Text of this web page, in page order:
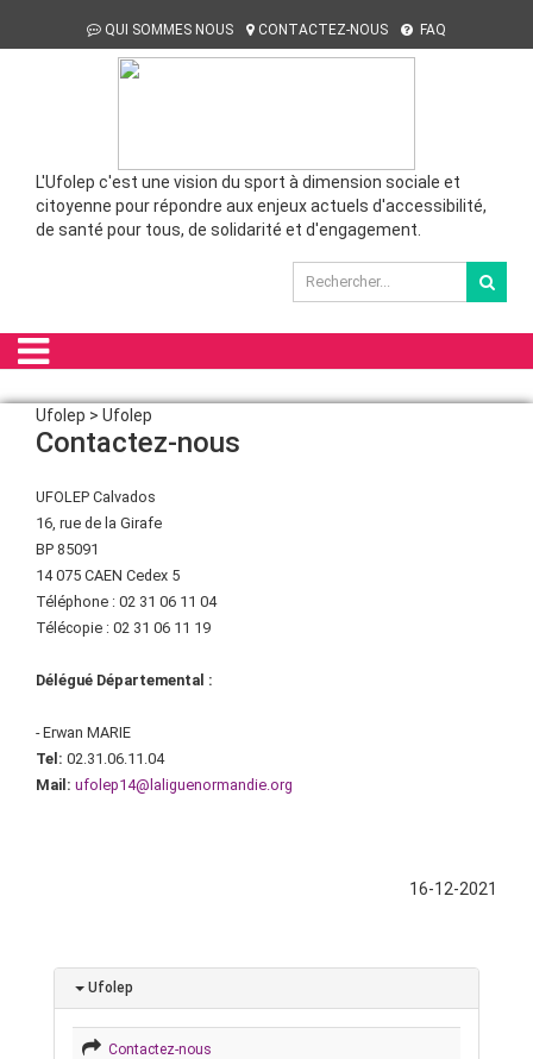
QUI SOMMES NOUS CONTACTEZ-NOUS FAQ
L'Ufolep c'est une vision du sport à dimension sociale et
citoyenne pour répondre aux enjeux actuels d'accessibilité,
de santé pour tous, de solidarité et d'engagement.
Ufolep > Ufolep
Contactez-nous
UFOLEP Calvados
16, rue de la Girafe
BP 85091
14 075 CAEN Cedex 5
Téléphone : 02 31 06 11 04
Télécopie : 02 31 06 11 19
Délégué Départemental :
- Erwan MARIE
Tel: 02.31.06.11.04
Mail: ufolep14@laliguenormandie.org
16-12-2021
Ufolep
Contactez-nous